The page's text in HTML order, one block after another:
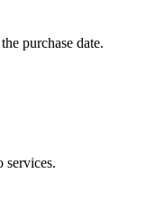
purchase date.
services.